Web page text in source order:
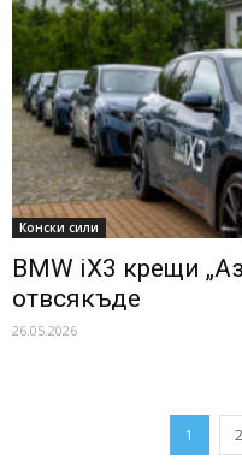
Конски сили
BMW iX3 крещи
отвсякъде
26.05.2026
1 2